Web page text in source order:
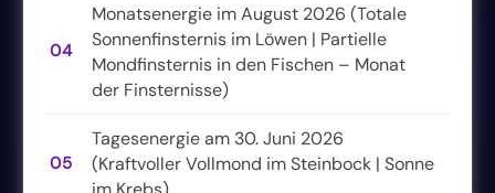
04
Monatsenergie im August 2026 (Totale
Sonnenfinsternis im Löwen | Partielle
Mondfinsternis in den Fischen – Monat
der Finsternisse)
05
Tagesenergie am 30. Juni 2026
(Kraftvoller Vollmond im Steinbock | Sonne